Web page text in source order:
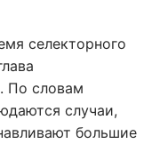
селекторного
. По словам
случаи,
большие